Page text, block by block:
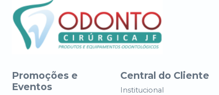
Promoções e
Eventos
Central do Cliente
Institucional